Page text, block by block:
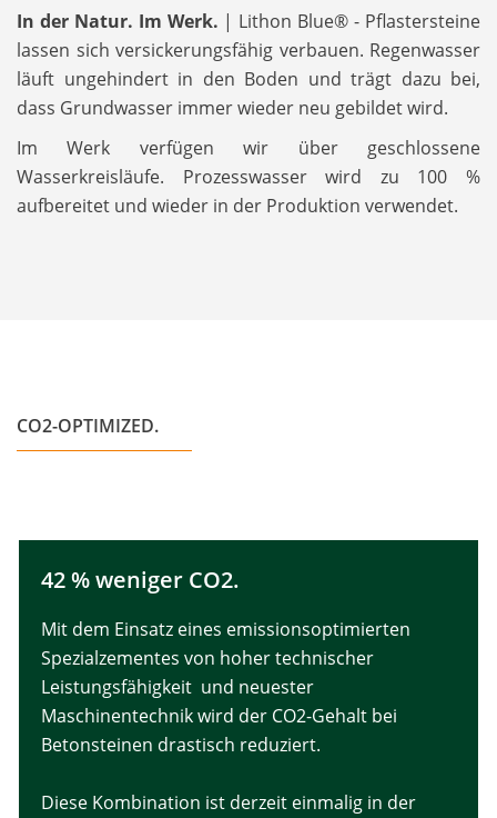
In der Natur. Im Werk. | Lithon Blue® - Pflastersteine
lassen sich versickerungsfähig verbauen. Regenwasser
läuft ungehindert in den Boden und trägt dazu bei,
dass Grundwasser immer wieder neu gebildet wird.
Im Werk verfügen wir über geschlossene
Wasserkreisläufe. Prozesswasser wird zu 100 %
aufbereitet und wieder in der Produktion verwendet.
CO2-OPTIMIZED.
42 % weniger CO2.
Mit dem Einsatz eines emissionsoptimierten
Spezialzementes von hoher technischer
Leistungsfähigkeit und neuester
Maschinentechnik wird der CO2-Gehalt bei
Betonsteinen drastisch reduziert.
Diese Kombination ist derzeit einmalig in der